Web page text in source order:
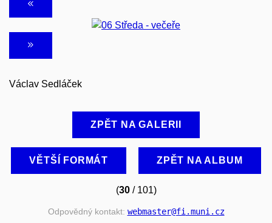
Václav Sedláček
ZPĚT NA GALERII
VĚTŠÍ FORMÁT ZPĚT NA ALBUM
(30/ 101)
Odpovědný kontakt: webmaster@fi .muni .cz